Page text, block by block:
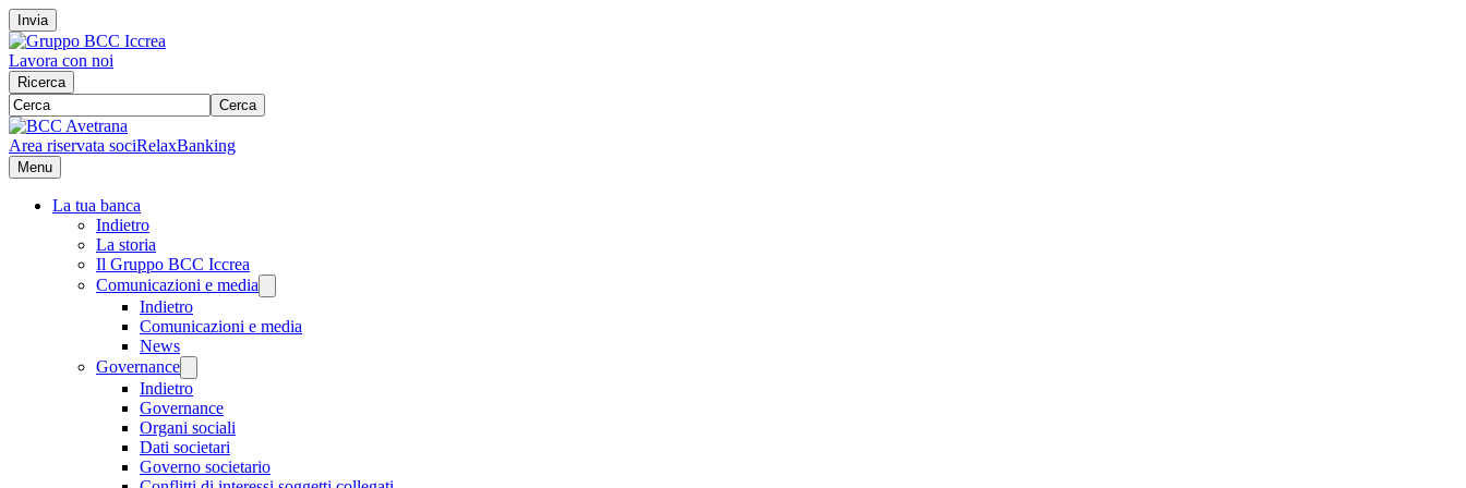
Invia
Lavora con noi
Ricerca
Cerca
Area riservata sociRelaxBanking
Menu
La tua banca
Indietro
La storia
Il Gruppo BCC Iccrea
Comunicazioni e media
Indietro
Comunicazioni e media
News
Governance
Indietro
Governance
Organi sociali
Dati societari
Governo societario